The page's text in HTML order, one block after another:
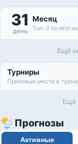
31
день
Месяц
Топ-3 по
Ещё
Турниры
Призовые места в
Ещё
Прогнозы
Активные